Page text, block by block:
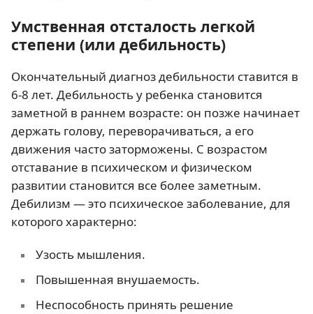
Умственная отсталость легкой
степени (или дебильность)
Окончательный диагноз дебильности ставится в
6-8 лет. Дебильность у ребенка становится
заметной в раннем возрасте: он позже начинает
держать голову, переворачиваться, а его
движения часто заторможены. С возрастом
отставание в психическом и физическом
развитии становится все более заметным.
Дебилизм — это психическое заболевание, для
которого характерно:
Узость мышления.
Повышенная внушаемость.
Неспособность принять решение